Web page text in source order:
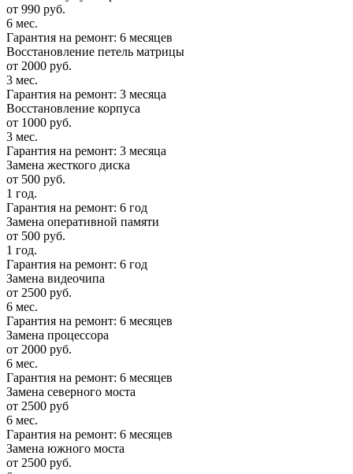
от 990 руб.
6 мес.
Гарантия на ремонт: 6 месяцев
Восстановление петель матрицы
от 2000 руб.
3 мес.
Гарантия на ремонт: 3 месяца
Восстановление корпуса
от 1000 руб.
3 мес.
Гарантия на ремонт: 3 месяца
Замена жесткого диска
от 500 руб.
1 год.
Гарантия на ремонт: 6 год
Замена оперативной памяти
от 500 руб.
1 год.
Гарантия на ремонт: 6 год
Замена видеочипа
от 2500 руб.
6 мес.
Гарантия на ремонт: 6 месяцев
Замена процессора
от 2000 руб.
6 мес.
Гарантия на ремонт: 6 месяцев
Замена северного моста
от 2500 руб
6 мес.
Гарантия на ремонт: 6 месяцев
Замена южного моста
от 2500 руб.